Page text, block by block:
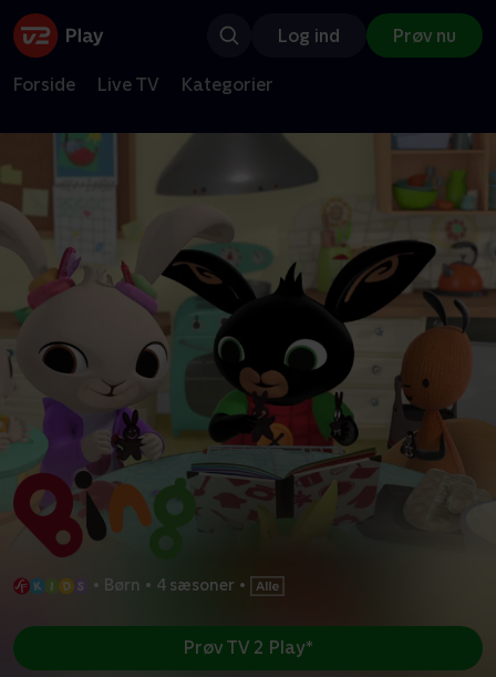
Log ind Prøv nu
Forside Live TV Kategorier
• Børn • 4 sæsoner •
Prøv TV 2 Play*